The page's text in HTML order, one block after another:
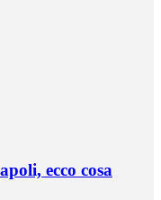
ecco cosa